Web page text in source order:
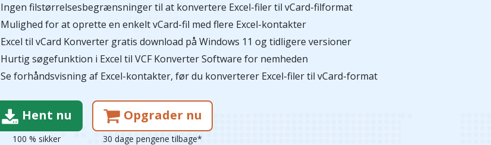
Ingen filstørrelsesbegrænsninger til at konvertere Excel-filer til vCard-filformat
Mulighed for at oprette en enkelt vCard-fil med flere Excel-kontakter
Excel til vCard Konverter gratis download på Windows 11 og tidligere versioner
Hurtig søgefunktion i Excel til VCF Konverter Software for nemheden
Se forhåndsvisning af Excel-kontakter, før du konverterer Excel-filer til vCard-format
Hent nu
100 % sikker
Opgrader nu
30 dage pengene tilbage*